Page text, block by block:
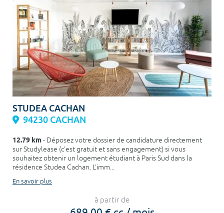
STUDEA CACHAN
94230 CACHAN
12.79 km- Déposez votre dossier de candidature directement
sur Studylease (c'est gratuit et sans engagement) si vous
souhaitez obtenir un logement étudiant à Paris Sud dans la
résidence Studea Cachan. L'imm...
En savoir plus
à partir de